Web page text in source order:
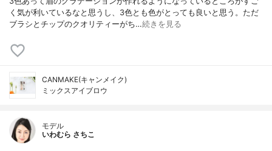
く気が利いているなと思うし、3色とも色がとっても良いと思う。ただ
ブラシとチップのクオリティーがち…続きを見る
CANMAKE(キャンメイク)
ミックスアイブロウ
モデル
いわむら さちこ